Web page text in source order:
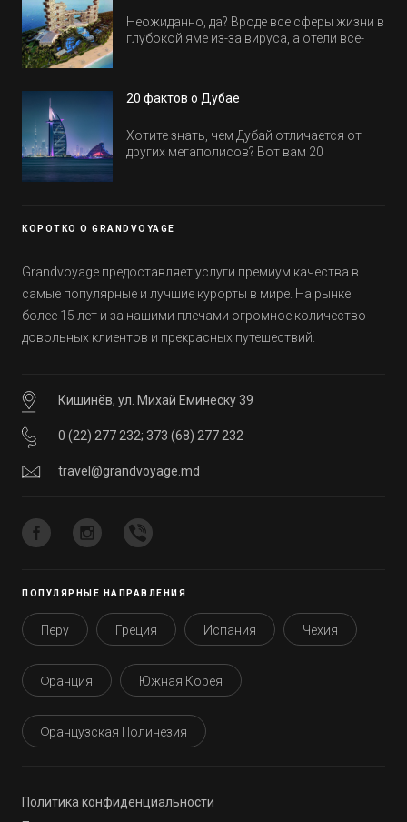
Неожиданно, да? Вроде все сферы жизни в
глубокой яме из-за вируса, а отели все-
обычно на первые заезды дают промо-
20 фактов о Дубае
Хотите знать, чем Дубай отличается от
других мегаполисов? Вот вам 20
КОРОТКО О GRANDVOYAGE
Grandvoyage предоставляет услуги премиум качества в
самые популярные и лучшие курорты в мире. На рынке
более 15 лет и за нашими плечами огромное количество
довольных клиентов и прекрасных путешествий.
Кишинёв, ул. Михай Еминеску 39
0 (22) 277 232; 373 (68) 277 232
travel@grandvoyage.md
ПОПУЛЯРНЫЕ НАПРАВЛЕНИЯ
Перу Греция Испания Чехия
Франция Южная Корея
Французская Полинезия
Политика конфиденциальности